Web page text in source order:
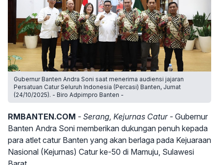
Gubernur Banten Andra Soni saat menerima audiensi jajaran
Persatuan Catur Seluruh Indonesia (Percasi) Banten, Jumat
(24/10/2025). - Biro Adpimpro Banten -
RMBANTEN.COM - Serang, Kejurnas Catur - Gubernur
Banten Andra Soni memberikan dukungan penuh kepada
para atlet catur Banten yang akan berlaga pada Kejuaraan
Nasional (Kejurnas) Catur ke-50 di Mamuju, Sulawesi